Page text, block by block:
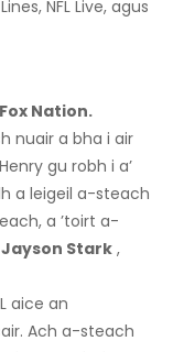
NFL Live, agus
Nation.
nuair a bha i air
gu robh i a’
a leigeil a-steach
a ’toirt a-
Stark ,
aice an
Ach a-steach